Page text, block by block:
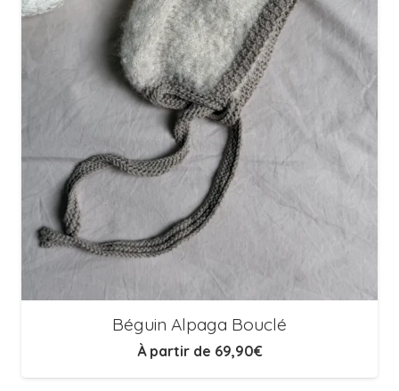
Béguin Alpaga Bouclé
À partir de 69,90€